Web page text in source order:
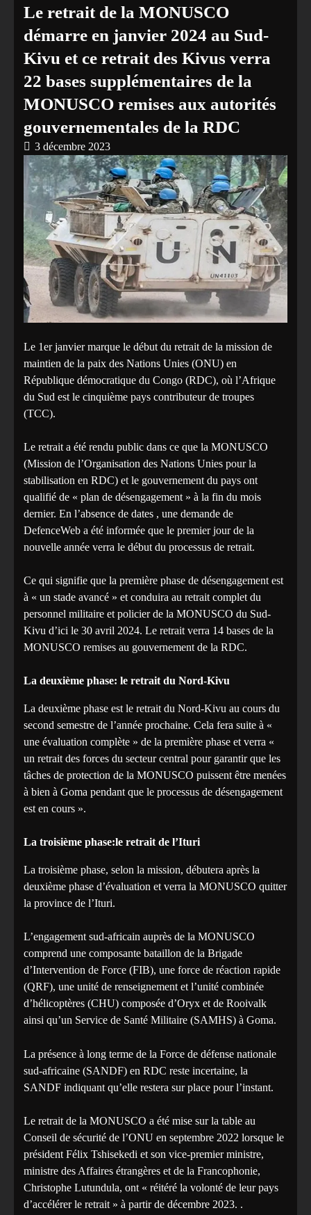
Le retrait de la MONUSCO
démarre en janvier 2024 au Sud-
Kivu et ce retrait des Kivus verra
22 bases supplémentaires de la
MONUSCO remises aux autorités
gouvernementales de la RDC
3 décembre 2023
Le 1er janvier marque le début du retrait de la mission de
maintien de la paix des Nations Unies (ONU) en
République démocratique du Congo (RDC), où l’Afrique
du Sud est le cinquième pays contributeur de troupes
(TCC).
Le retrait a été rendu public dans ce que la MONUSCO
(Mission de l’Organisation des Nations Unies pour la
stabilisation en RDC) et le gouvernement du pays ont
qualifié de « plan de désengagement » à la fin du mois
dernier. En l’absence de dates , une demande de
DefenceWeb a été informée que le premier jour de la
nouvelle année verra le début du processus de retrait.
Ce qui signifie que la première phase de désengagement est
à « un stade avancé » et conduira au retrait complet du
personnel militaire et policier de la MONUSCO du Sud-
Kivu d’ici le 30 avril 2024. Le retrait verra 14 bases de la
MONUSCO remises au gouvernement de la RDC.
La deuxième phase: le retrait du Nord-Kivu
La deuxième phase est le retrait du Nord-Kivu au cours du
second semestre de l’année prochaine. Cela fera suite à «
une évaluation complète » de la première phase et verra «
un retrait des forces du secteur central pour garantir que les
tâches de protection de la MONUSCO puissent être menées
à bien à Goma pendant que le processus de désengagement
est en cours ».
La troisième phase:le retrait de l’Ituri
La troisième phase, selon la mission, débutera après la
deuxième phase d’évaluation et verra la MONUSCO quitter
la province de l’Ituri.
L’engagement sud-africain auprès de la MONUSCO
comprend une composante bataillon de la Brigade
d’Intervention de Force (FIB), une force de réaction rapide
(QRF), une unité de renseignement et l’unité combinée
d’hélicoptères (CHU) composée d’Oryx et de Rooivalk
ainsi qu’un Service de Santé Militaire (SAMHS) à Goma.
La présence à long terme de la Force de défense nationale
sud-africaine (SANDF) en RDC reste incertaine, la
SANDF indiquant qu’elle restera sur place pour l’instant.
Le retrait de la MONUSCO a été mise sur la table au
Conseil de sécurité de l’ONU en septembre 2022 lorsque le
président Félix Tshisekedi et son vice-premier ministre,
ministre des Affaires étrangères et de la Francophonie,
Christophe Lutundula, ont « réitéré la volonté de leur pays
d’accélérer le retrait » à partir de décembre 2023. .